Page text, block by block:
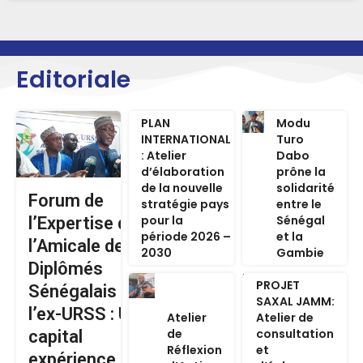
Editoriale
Forum de
l’Expertise de
l’Amicale des
Diplômés
Sénégalais de
l’ex-URSS : Un
capital
PLAN
INTERNATIONAL
: Atelier
d’élaboration
de la nouvelle
stratégie pays
pour la
période 2026 –
2030
Modu
Turo
Dabo
prône la
solidarité
entre le
Sénégal
et la
Gambie
Atelier
de
Réflexion
PROJET
SAXAL JAMM:
Atelier de
consultation
et